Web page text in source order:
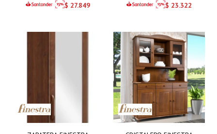
$ 27.849 $ 23.322